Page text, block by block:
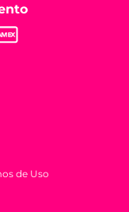
de Uso